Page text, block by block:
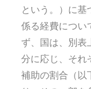
という。）に
係る経費につい
ず、国は、別表
分に応じ、それ
補助の割合（以